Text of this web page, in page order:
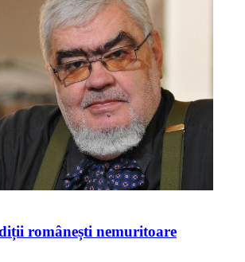
românești nemuritoare